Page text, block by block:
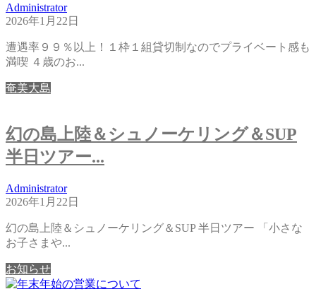
Administrator
2026年1月22日
遭遇率９９％以上！１枠１組貸切制なのでプライベート感も
満喫 ４歳のお...
奄美大島
幻の島上陸＆シュノーケリング＆SUP
半日ツアー...
Administrator
2026年1月22日
幻の島上陸＆シュノーケリング＆SUP 半日ツアー 「小さな
お子さまや...
お知らせ